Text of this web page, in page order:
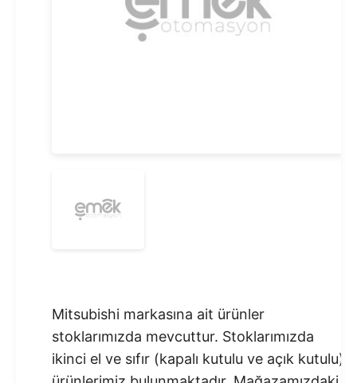
Mitsubishi markasına ait ürünler
stoklarımızda mevcuttur. Stoklarımızda
ikinci el ve sıfır (kapalı kutulu ve açık kutulu)